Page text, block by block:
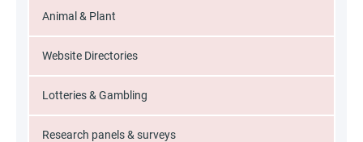
Animal & Plant
Website Directories
Lotteries & Gambling
Research panels & surveys